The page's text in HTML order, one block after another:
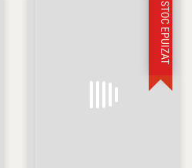
STOC EPUIZAT